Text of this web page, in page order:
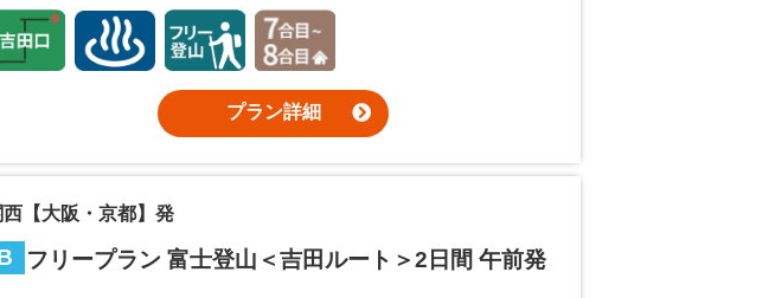
プラン詳細
西【大阪・京都】発
フリープラン 富士登山＜吉田ルート＞2日間 午前発